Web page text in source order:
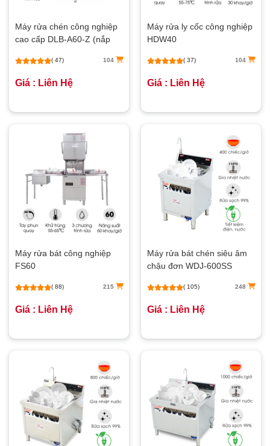
Máy rửa chén công nghiệp
cao cấp DLB-A60-Z (nắp
( 47) 104
Giá : Liên Hệ
Máy rửa ly cốc công nghiệp
HDW40
( 37) 104
Giá : Liên Hệ
Máy rửa bát công nghiệp
FS60
( 88) 215
Giá : Liên Hệ
Máy rửa bát chén siêu âm
chậu đơn WDJ-600SS
( 105) 248
Giá : Liên Hệ